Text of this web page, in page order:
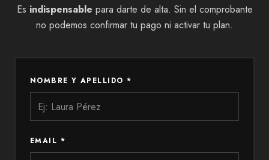
Es indispensable para darte de alta. Sin el comprobante
no podemos confirmar tu pago ni activar tu plan.
NOMBRE Y APELLIDO *
EMAIL *